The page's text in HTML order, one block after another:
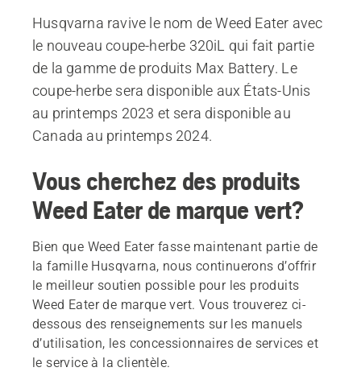
Husqvarna ravive le nom de Weed Eater avec
le nouveau coupe-herbe 320iL qui fait partie
de la gamme de produits Max Battery. Le
coupe-herbe sera disponible aux États-Unis
au printemps 2023 et sera disponible au
Canada au printemps 2024.
Vous cherchez des produits
Weed Eater de marque vert?
Bien que Weed Eater fasse maintenant partie de
la famille Husqvarna, nous continuerons d’offrir
le meilleur soutien possible pour les produits
Weed Eater de marque vert. Vous trouverez ci-
dessous des renseignements sur les manuels
d’utilisation, les concessionnaires de services et
le service à la clientèle.